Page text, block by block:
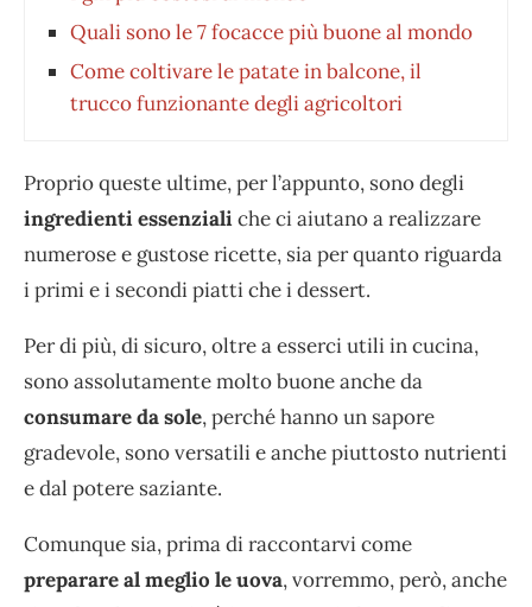
Quali sono le 7 focacce più buone al mondo
Come coltivare le patate in balcone, il
trucco funzionante degli agricoltori
Proprio queste ultime, per l’appunto, sono degli
ingredienti essenzialiche ci aiutano a realizzare
numerose e gustose ricette, sia per quanto riguarda
i primi e i secondi piatti che i dessert.
Per di più, di sicuro, oltre a esserci utili in cucina,
sono assolutamente molto buone anche da
consumare da sole, perché hanno un sapore
gradevole, sono versatili e anche piuttosto nutrienti
e dal potere saziante.
Comunque sia, prima di raccontarvi come
preparare al meglio le uova, vorremmo, però, anche